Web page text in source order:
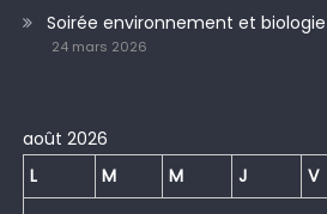
Soirée environnement et biologie
24 mars 2026
août 2026
L
M M J V